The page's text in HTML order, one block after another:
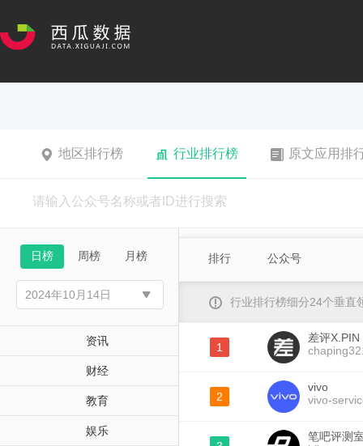
地区排行榜 行业排行榜 原文应用排
日榜 周榜 月榜
资讯
财经
教育
娱乐
排行 公众号
行业排行榜细分24个垂直
1
差评X.PIN
2
vivo
vivo-
笔吧评测